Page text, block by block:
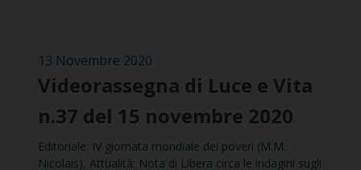
13 Novembre 2020
Videorassegna di Luce e Vita
n.37 del 15 novembre 2020
Editoriale: IV giornata mondiale dei poveri (M.M.
Nicolais), Attualità: Nota di Libera circa le indagini sugli